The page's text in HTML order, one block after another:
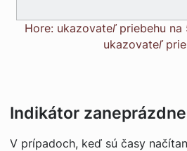
Hore: ukazovateľ priebehu na
ukazovateľ
Indikátor
V prípadoch, keď sú časy